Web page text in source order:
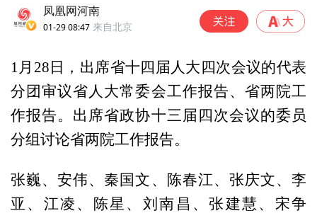
凤凰网河南
01-29 08:47 来自北京
1月28日，出席省十四届人大四次会议的代表
分团审议省人大常委会工作报告、省两院工
作报告。出席省政协十三届四次会议的委员
分组讨论省两院工作报告。
张巍、安伟、秦国文、陈春江、张庆文、李
亚、江凌、陈星、刘南昌、张建慧、宋争